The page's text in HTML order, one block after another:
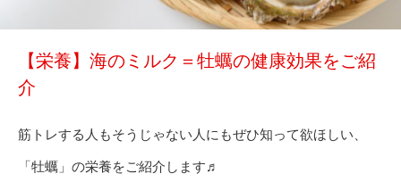
【栄養】海のミルク＝牡蠣の健康効果をご紹
介
筋トレする人もそうじゃない人にもぜひ知って欲ほしい、
「牡蠣」の栄養をご紹介します♬